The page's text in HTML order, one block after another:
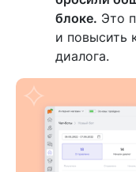
блоке. Это
и повысить
диалога.